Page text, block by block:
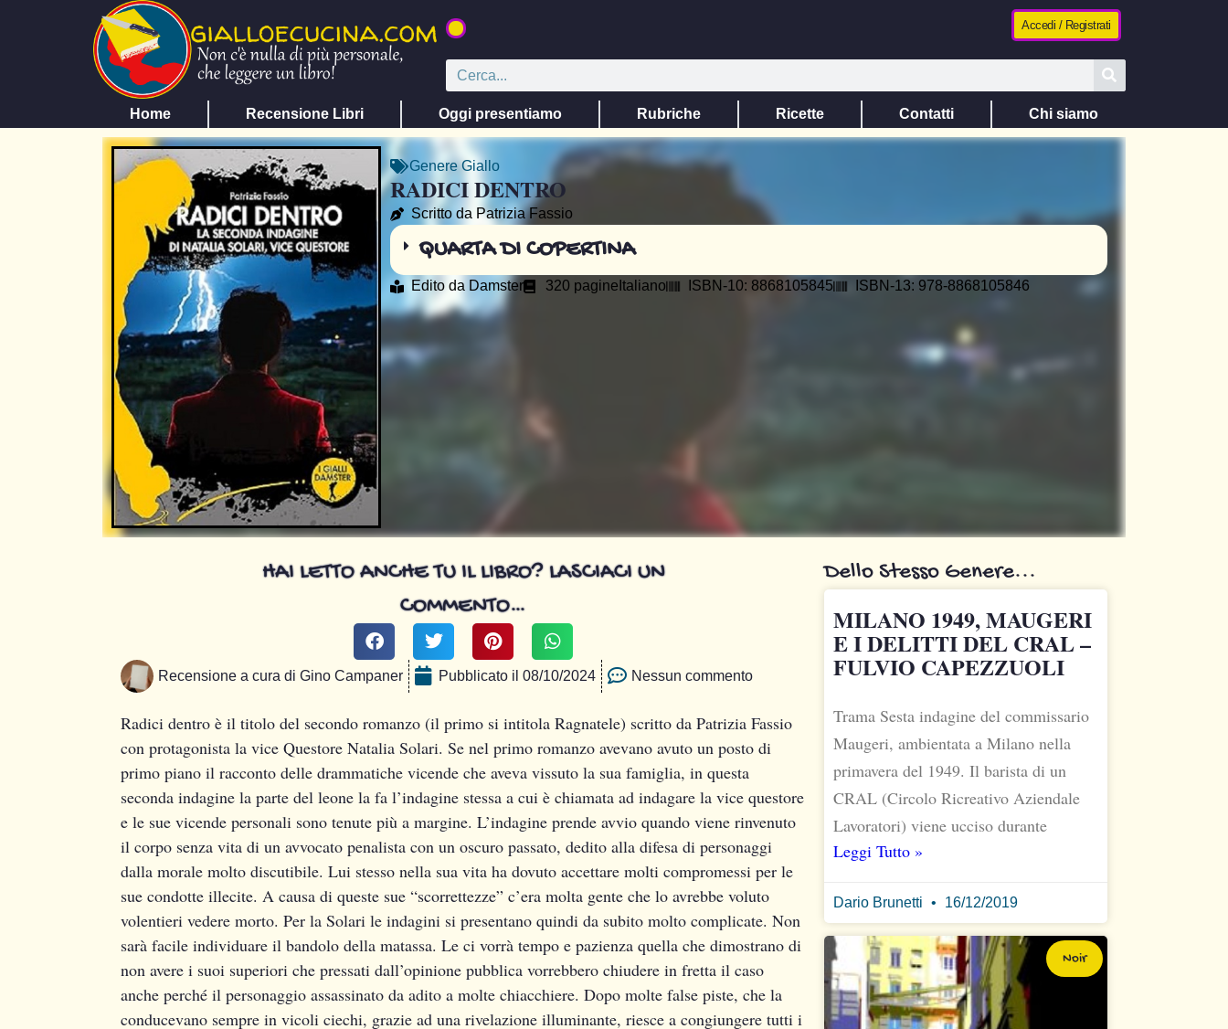
Accedi / Registrati
Home Recensione Libri Oggi presentiamo Rubriche Ricette Contatti Chi siamo
Genere Giallo
RADICI DENTRO
Scritto da Patrizia Fassio
QUARTA DI COPERTINA
Edito da Damster 320 pagine Italiano ISBN-10: 8868105845 ISBN-13: 978-8868105846
HAI LETTO ANCHE TU IL LIBRO? LASCIACI UN
COMMENTO…
Recensione a cura di Gino Campaner Pubblicato il 08/10/2024 Nessun commento
Radici dentro è il titolo del secondo romanzo (il primo si intitola Ragnatele) scritto da Patrizia Fassio
con protagonista la vice Questore Natalia Solari. Se nel primo romanzo avevano avuto un posto di
primo piano il racconto delle drammatiche vicende che aveva vissuto la sua famiglia, in questa
seconda indagine la parte del leone la fa l’indagine stessa a cui è chiamata ad indagare la vice questore
e le sue vicende personali sono tenute più a margine. L’indagine prende avvio quando viene rinvenuto
il corpo senza vita di un avvocato penalista con un oscuro passato, dedito alla difesa di personaggi
dalla morale molto discutibile. Lui stesso nella sua vita ha dovuto accettare molti compromessi per le
sue condotte illecite. A causa di queste sue “scorrettezze” c’era molta gente che lo avrebbe voluto
volentieri vedere morto. Per la Solari le indagini si presentano quindi da subito molto complicate. Non
sarà facile individuare il bandolo della matassa. Le ci vorrà tempo e pazienza quella che dimostrano di
non avere i suoi superiori che pressati dall’opinione pubblica vorrebbero chiudere in fretta il caso
anche perché il personaggio assassinato da adito a molte chiacchiere. Dopo molte false piste, che la
conducevano sempre in vicoli ciechi, grazie ad una rivelazione illuminante, riesce a congiungere tutti i
Dello Stesso Genere...
MILANO 1949, MAUGERI
E I DELITTI DEL CRAL –
FULVIO CAPEZZUOLI
Trama Sesta indagine del commissario
Maugeri, ambientata a Milano nella
primavera del 1949. Il barista di un
CRAL (Circolo Ricreativo Aziendale
Lavoratori) viene ucciso durante
Leggi Tutto »
Dario Brunetti 16/12/2019
Noir